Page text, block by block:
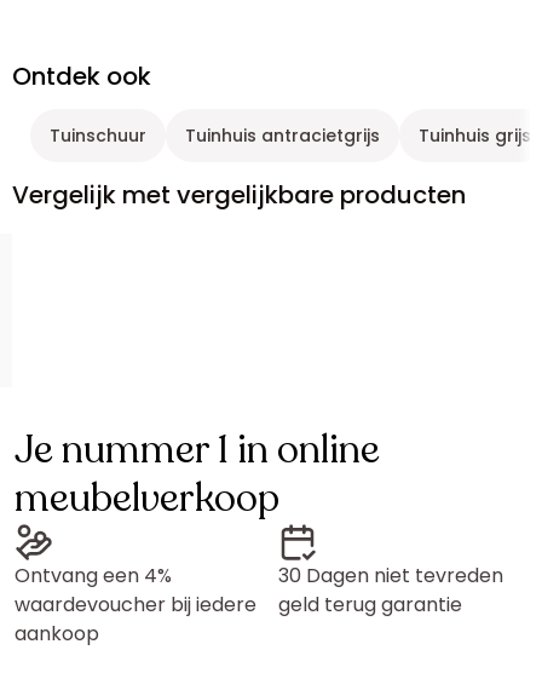
Ontdek ook
Tuinschuur Tuinhuis antracietgrijs Tuinhuis grijs
Vergelijk met vergelijkbare producten
Je nummer 1 in online
meubelverkoop
Ontvang een 4%
waardevoucher bij iedere
aankoop
30 Dagen niet tevreden
geld terug garantie